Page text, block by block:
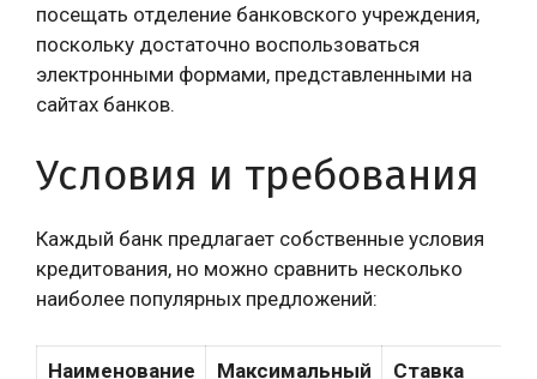
посещать отделение банковского учреждения,
поскольку достаточно воспользоваться
электронными формами, представленными на
сайтах банков.
Условия и требования
Каждый банк предлагает собственные условия
кредитования, но можно сравнить несколько
наиболее популярных предложений:
Наименование Максимальный Ставка